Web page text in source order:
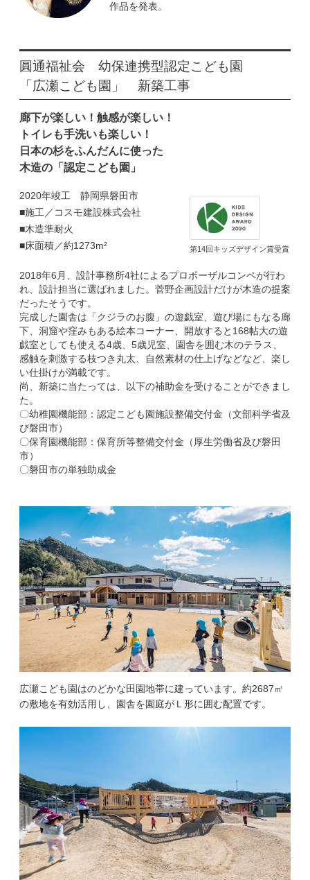
作品を発表。
圓通福祉会 幼保連携型認定こども園
「広瀬こども園」 新築工事
廊下が楽しい！触感が楽しい！
トイレも手洗いも楽しい！
日本の杉をふんだんに使った
木造の「認定こども園」
2020年竣工 静岡県磐田市
■施工／コスモ建設株式会社
■木造準耐火
■床面積／約1273m²
第14回キッズデザイン賞受賞
2018年6月、設計事務所4社によるプロポーザルコンペが行わ
れ、設計担当に選ばれました。菅野企画設計だけが木造の提案
だったそうです。
完成した園舎は「クジラのお腹」の遊戯室、遊び場にもなる廊
下、洞窟や窪みもある絵本コーナー、開放すると168帖大の遊
戯室としても使える4歳、5歳児室、園舎を囲む木のテラス、
感触を刺激する枝つき丸太、自然素材の仕上げなどなど、楽し
い仕掛けが満載です。
尚、新築に当たっては、以下の補助金を受けることができまし
た。
〇幼稚園機能部：認定こども園施設整備交付金（文部科学省及
び磐田市）
〇保育園機能部：保育所等整備交付金（厚生労働省及び磐田
市）
〇磐田市の単独助成金
広瀬こども園はのどかな田園地帯に建っています。約2687㎡
の敷地を有効活用し、園舎を園庭がＬ形に囲む配置です。